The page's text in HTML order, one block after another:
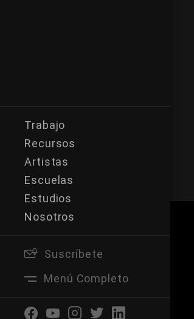
Trabajo
Recursos
Artistas
Escuelas
Estudios
Nosotros
Suscríbete
Menú Completo